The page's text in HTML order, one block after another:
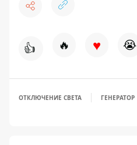
👍 🔥 ♥ 😭
ОТКЛЮЧЕНИЕ СВЕТА ГЕНЕРАТОР